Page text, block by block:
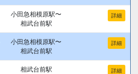
小田急相模原駅〜
相武台前駅
詳細
小田急相模原駅〜
相武台前駅
詳細
相武台前駅 詳細